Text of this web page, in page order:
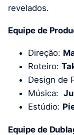
revelados.
Equipe de
Direção:
Roteiro:
Design de
Música:
Estúdio:
Equipe de